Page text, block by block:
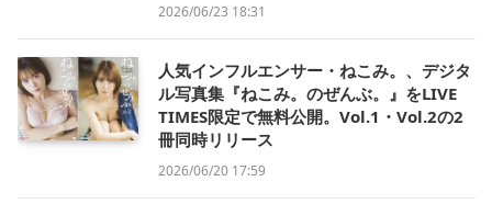
2026/06/23 18:31
人気インフルエンサー・ねこみ。、デジタ
ル写真集『ねこみ。のぜんぶ。』をLIVE
TIMES限定で無料公開。Vol.1・Vol.2の2
冊同時リリース
2026/06/20 17:59